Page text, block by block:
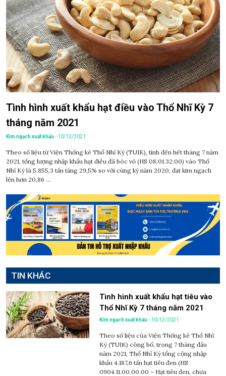
Tình hình xuất khẩu hạt điều vào Thổ Nhĩ Kỳ 7
tháng năm 2021
Kim ngạch xuất khẩu- 10/12/2021
Theo số liệu từ Viện Thống kê Thổ Nhĩ Kỳ (TUIK), tính đến hết tháng 7 năm
2021, tổng lượng nhập khẩu hạt điều đã bóc vỏ (HS 08.01.32.00) vào Thổ
Nhĩ Kỳ là 5.855,3 tấn tăng 29,5% so với cùng kỳ năm 2020, đạt kim ngạch
lên hơn 20,86 ...
TIN KHÁC
Tình hình xuất khẩu hạt tiêu vào
Thổ Nhĩ Kỳ 7 tháng năm 2021
Kim ngạch xuất khẩu- 10/12/2021
Theo số liệu của Viện Thống kê Thổ Nhĩ
Kỳ (TUIK) công bố, trong 7 tháng đầu
năm 2021, Thổ Nhĩ Kỳ tổng cộng nhập
khẩu 4.187,6 tấn hạt tiêu đen (HS
0904.11.00.00.00 – Hạt tiêu đen, chưa